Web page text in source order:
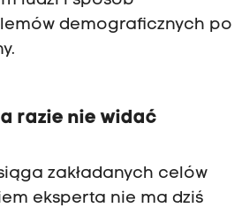
demograficznych po
razie nie widać
zakładanych celów
eksperta nie ma dziś